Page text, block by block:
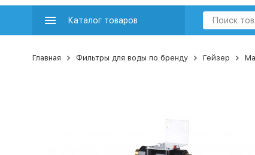
Каталог товаров
Главная Фильтры для воды по бренду Гейзер